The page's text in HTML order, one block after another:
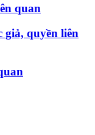
quan
giả, quyền liên